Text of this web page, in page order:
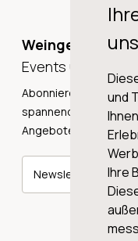
und
Ihre
Events und
Abonnieren Sie
spannende
Angebote direkt in
Newsletter